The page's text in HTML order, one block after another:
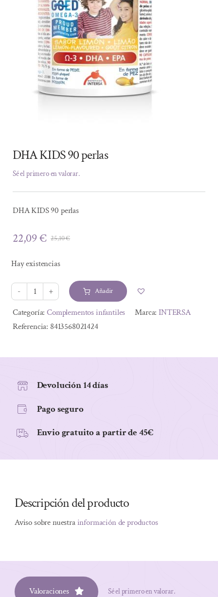
DHA KIDS 90 perlas
Sé el primero en valorar.
DHA KIDS 90 perlas
25,10€El
era:
25,10 €.
22,09€
El
es:
22,09 €.
Hay existencias
DHA
KIDS
90
Añadir
Alternative:
Categoría:Complementos infantiles Marca:INTERSA
Referencia: 8413568021424
Devolución 14 días
Pago seguro
Envio gratuito a partir de 45€
Descripción del producto
Aviso sobre nuestrainformación de productos
Valoraciones Sé el primero en valorar.